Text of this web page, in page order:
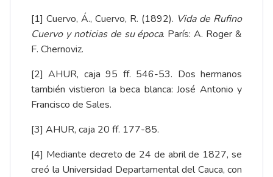
[1] Cuervo, Á., Cuervo, R. (1892). Vida de Rufino
Cuervo y noticias de su época. París: A. Roger &
F. Chernoviz.
[2] AHUR, caja 95 ff. 546-53. Dos hermanos
también vistieron la beca blanca: José Antonio y
Francisco de Sales.
[3] AHUR, caja 20 ff. 177-85.
[4] Mediante decreto de 24 de abril de 1827, se
creó la Universidad Departamental del Cauca, con